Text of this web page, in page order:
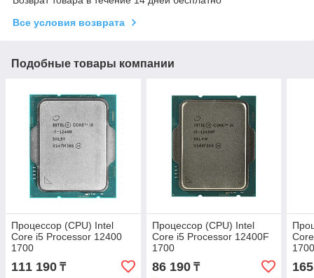
Все условия возврата
Подобные товары компании
Процессор (CPU) Intel
Core i5 Processor 12400
1700
111 190 ₸
Процессор (CPU) Intel
Core i5 Processor 12400F
1700
86 190₸